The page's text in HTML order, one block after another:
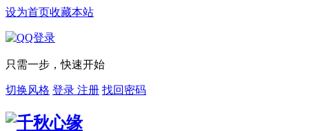
设为首页收藏本站
只需一步，快速开始
切换风格 登录 注册 找回密码